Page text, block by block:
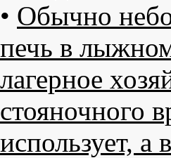
• Обычно
печь в
лагерное
стояночного
использует, а